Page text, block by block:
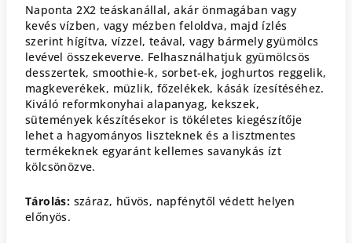
Naponta 2X2 teáskanállal, akár önmagában vagy
kevés vízben, vagy mézben feloldva, majd ízlés
szerint hígítva, vízzel, teával, vagy bármely gyümölcs
levével összekeverve. Felhasználhatjuk gyümölcsös
desszertek, smoothie-k, sorbet-ek, joghurtos reggelik,
magkeverékek, müzlik, főzelékek, kásák ízesítéséhez.
Kiváló reformkonyhai alapanyag, kekszek,
sütemények készítésekor is tökéletes kiegészítője
lehet a hagyományos liszteknek és a lisztmentes
termékeknek egyaránt kellemes savanykás ízt
kölcsönözve.
Tárolás: száraz, hűvös, napfénytől védett helyen
előnyös.